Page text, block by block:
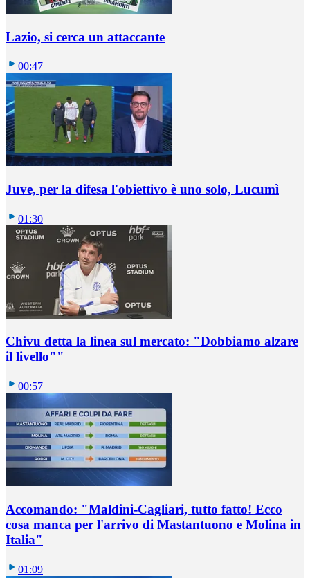
Lazio, si cerca un attaccante
00:47
Juve, per la difesa l'obiettivo è uno solo, Lucumì
01:30
Chivu detta la linea sul mercato: "Dobbiamo alzare
il livello""
00:57
Accomando: "Maldini-Cagliari, tutto fatto! Ecco
cosa manca per l'arrivo di Mastantuono e Molina in
Italia"
01:09